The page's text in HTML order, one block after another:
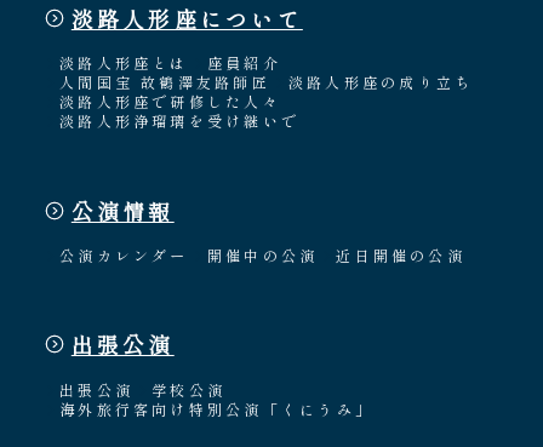
淡路人形座について
淡路人形座とは
座員紹介
人間国宝 故鶴澤友路師匠
淡路人形座の成り立ち
淡路人形座で研修した人々
淡路人形浄瑠璃を受け継いで
公演情報
公演カレンダー 開催中の公演 近日開催の公演
出張公演
出張公演
学校公演
海外旅行客向け特別公演「くにうみ」